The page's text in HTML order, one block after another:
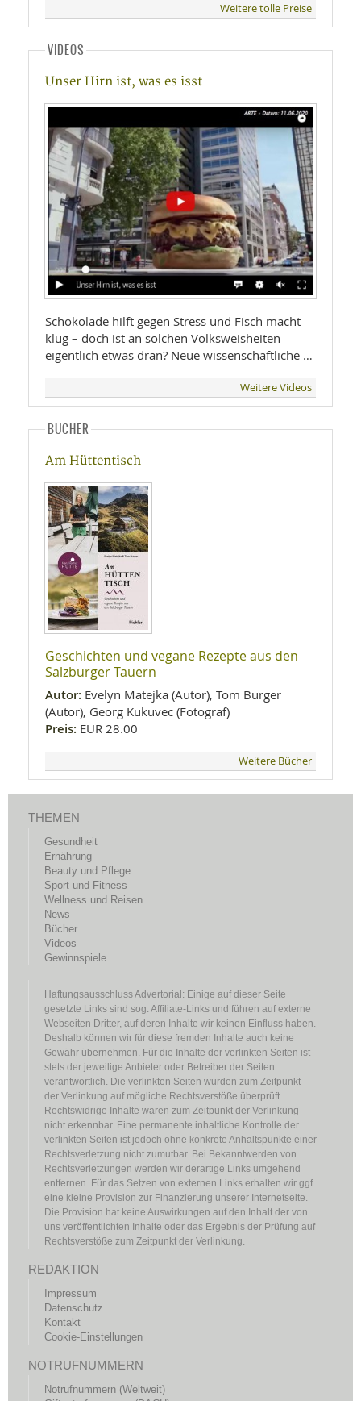
Weitere tolle Preise
VIDEOS
Unser Hirn ist, was es isst
Schokolade hilft gegen Stress und Fisch macht
klug – doch ist an solchen Volksweisheiten
eigentlich etwas dran? Neue wissenschaftliche …
Weitere Videos
BÜCHER
Am Hüttentisch
Geschichten und vegane Rezepte aus den
Salzburger Tauern
Autor: Evelyn Matejka (Autor), Tom Burger
(Autor), Georg Kukuvec (Fotograf)
Preis: EUR 28.00
Weitere Bücher
THEMEN
Gesundheit
Ernährung
Beauty und Pflege
Sport und Fitness
Wellness und Reisen
News
Bücher
Videos
Gewinnspiele
Haftungsausschluss Advertorial: Einige auf dieser Seite
gesetzte Links sind sog. Affiliate-Links und führen auf externe
Webseiten Dritter, auf deren Inhalte wir keinen Einfluss haben.
Deshalb können wir für diese fremden Inhalte auch keine
Gewähr übernehmen. Für die Inhalte der verlinkten Seiten ist
stets der jeweilige Anbieter oder Betreiber der Seiten
verantwortlich. Die verlinkten Seiten wurden zum Zeitpunkt
der Verlinkung auf mögliche Rechtsverstöße überprüft.
Rechtswidrige Inhalte waren zum Zeitpunkt der Verlinkung
nicht erkennbar. Eine permanente inhaltliche Kontrolle der
verlinkten Seiten ist jedoch ohne konkrete Anhaltspunkte einer
Rechtsverletzung nicht zumutbar. Bei Bekanntwerden von
Rechtsverletzungen werden wir derartige Links umgehend
entfernen. Für das Setzen von externen Links erhalten wir ggf.
eine kleine Provision zur Finanzierung unserer Internetseite.
Die Provision hat keine Auswirkungen auf den Inhalt der von
uns veröffentlichten Inhalte oder das Ergebnis der Prüfung auf
Rechtsverstöße zum Zeitpunkt der Verlinkung.
REDAKTION
Impressum
Datenschutz
Kontakt
Cookie-Einstellungen
NOTRUFNUMMERN
Notrufnummern (Weltweit)